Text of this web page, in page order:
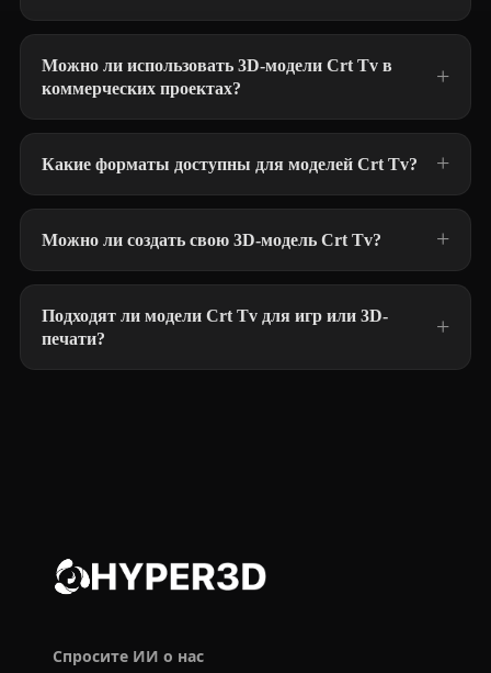
Можно ли использовать 3D-модели Crt Tv в
коммерческих проектах?
Какие форматы доступны для моделей Crt Tv?
Можно ли создать свою 3D-модель Crt Tv?
Подходят ли модели Crt Tv для игр или 3D-
печати?
Спросите ИИ о нас